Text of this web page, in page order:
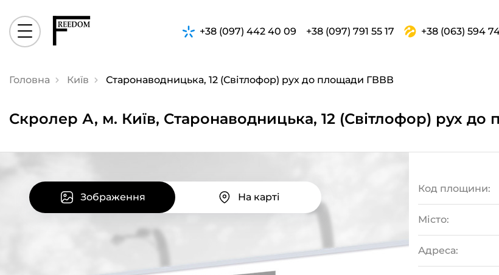
+38 (097) 442 40 09 +38 (097) 791 55 17 +38 (063) 594
Головна Київ Старонаводницька, 12 (Світлофор) рух до площади ГВВВ
Скролер А, м. Київ, Старонаводницька, 12 (Світлофор) рух
Зображення На карті
Код площини:
Місто:
Адреса: